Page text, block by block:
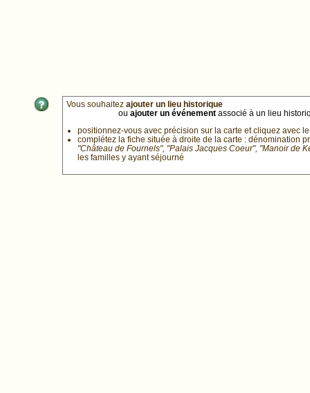
Vous souhaitez ajouter un lieu historique
ou ajouter un événement associé à un lieu
positionnez-vous avec précision sur la carte et cliquez avec
complétez la fiche située à droite de la carte : dénomination
"Château de Fournels", "Palais Jacques Coeur", "Manoir de
les familles y ayant séjourné